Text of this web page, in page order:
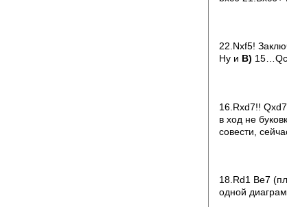
22.Nxf5!
Ну и В)
16.Rxd7!!
в ход не
совести,
18.Rd1 Be7
одной